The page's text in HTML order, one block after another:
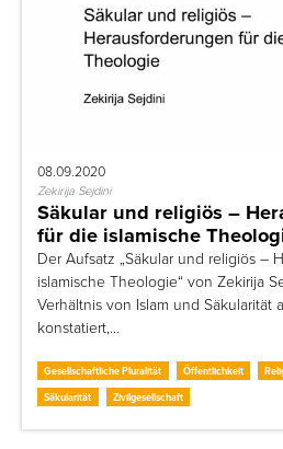
08.09.2020
Zekirija Sejdini
Säkular und religiös –
für die islamische
Der Aufsatz „Säkular und religiös –
islamische Theologie“ von Zekirija
Verhältnis von Islam und Säkularität
konstatiert,…
Gesellschaftliche Pluralität Öffentlichkeit
Säkularität
Zivilgesellschaft